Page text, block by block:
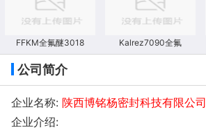
FFKM全氟醚3018 Kalrez7090全氟
公司简介
企业名称: 陕西博铭杨密封科技有限公司
企业介绍: